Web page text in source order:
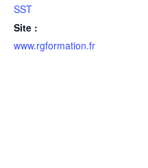
SST
Site :
www.rgformation.fr